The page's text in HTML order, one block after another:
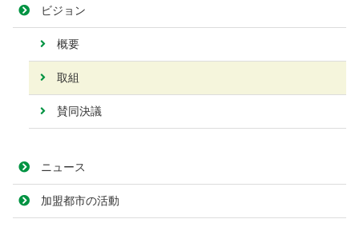
ビジョン
概要
取組
賛同決議
ニュース
加盟都市の活動